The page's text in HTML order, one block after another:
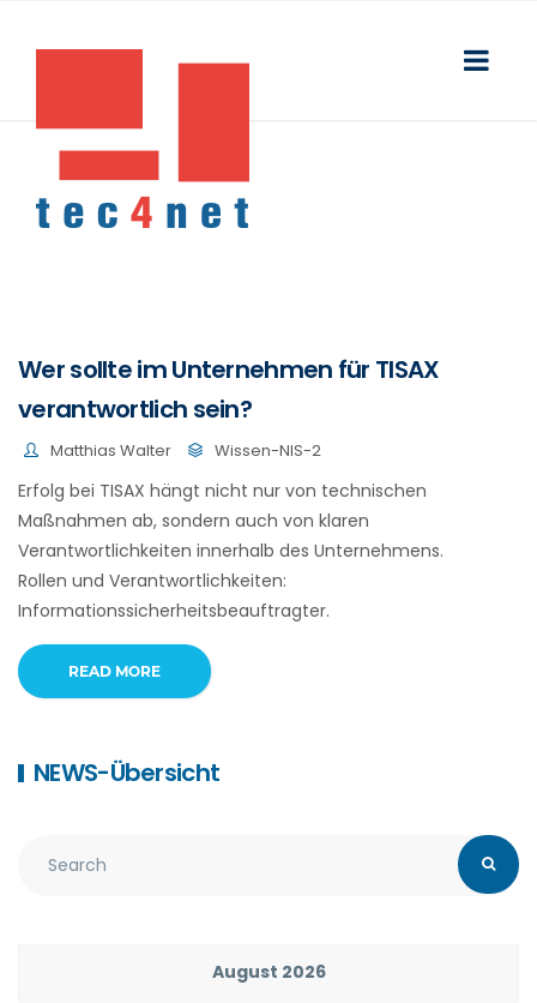
Wer sollte im Unternehmen für TISAX
verantwortlich sein?
Matthias Walter Wissen-NIS-2
Erfolg bei TISAX hängt nicht nur von technischen
Maßnahmen ab, sondern auch von klaren
Verantwortlichkeiten innerhalb des Unternehmens.
Rollen und Verantwortlichkeiten:
Informationssicherheitsbeauftragter.
READ MORE
NEWS-Übersicht
August 2026